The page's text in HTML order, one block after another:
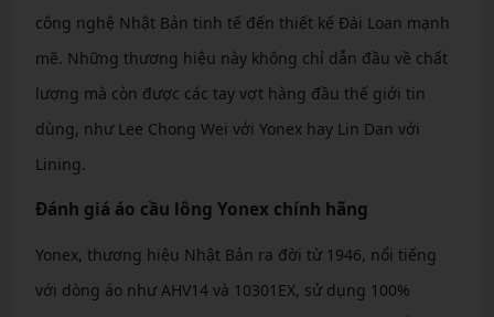
công nghệ Nhật Bản tinh tế đến thiết kế Đài Loan mạnh
mẽ. Những thương hiệu này không chỉ dẫn đầu về chất
lượng mà còn được các tay vợt hàng đầu thế giới tin
dùng, như Lee Chong Wei với Yonex hay Lin Dan với
Lining.
Đánh giá áo cầu lông Yonex chính hãng
Yonex, thương hiệu Nhật Bản ra đời từ 1946, nổi tiếng
với dòng áo như AHV14 và 10301EX, sử dụng 100%